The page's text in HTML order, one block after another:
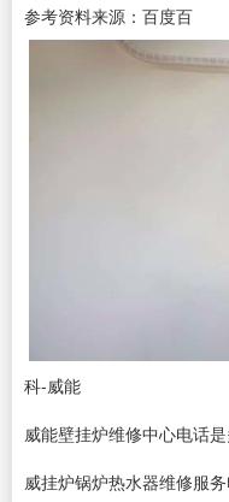
参考资料来源：百度百
科-威能
威能壁挂炉维修中心电话
威挂炉锅炉热水器维修服